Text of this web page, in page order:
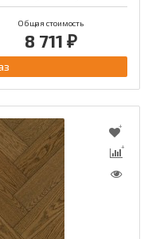
Общая стоимость
8 711 ₽